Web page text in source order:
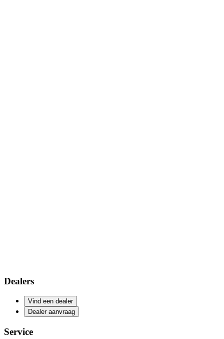
Dealers
Vind een dealer
Dealer aanvraag
Service